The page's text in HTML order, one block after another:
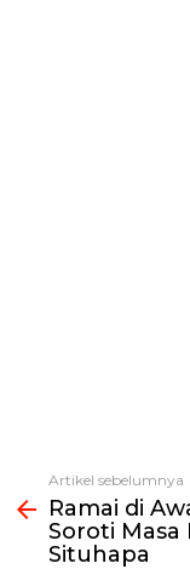
Lihat
selengkapnya
Artikel sebelumnya
Ramai di
Soroti
Situhapa